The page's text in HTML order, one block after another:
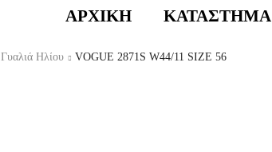
ΑΡΧΙΚΉ ΚΑΤΑΣΤΗΜΑ
Γυαλιά Ηλίου VOGUE 2871S W44/11 SIZE 56